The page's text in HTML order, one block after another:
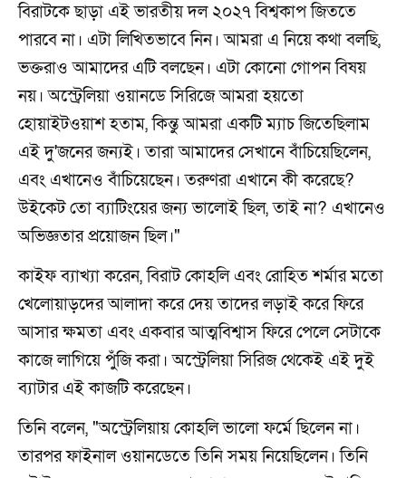
বিরাটকে ছাড়া এই ভারতীয় দল ২০২৭ বিশ্বকাপ জিততে
পারবে না। এটা লিখিতভাবে নিন। আমরা এ নিয়ে কথা বলছি,
ভক্তরাও আমাদের এটি বলছেন। এটা কোনো গোপন বিষয়
নয়। অস্ট্রেলিয়া ওয়ানডে সিরিজে আমরা হয়তো
হোয়াইটওয়াশ হতাম, কিন্তু আমরা একটি ম্যাচ জিতেছিলাম
এই দু'জনের জন্যই। তারা আমাদের সেখানে বাঁচিয়েছিলেন,
এবং এখানেও বাঁচিয়েছেন। তরুণরা এখানে কী করেছে?
উইকেট তো ব্যাটিংয়ের জন্য ভালোই ছিল, তাই না? এখানেও
অভিজ্ঞতার প্রয়োজন ছিল।"
কাইফ ব্যাখ্যা করেন, বিরাট কোহলি এবং রোহিত শর্মার মতো
খেলোয়াড়দের আলাদা করে দেয় তাদের লড়াই করে ফিরে
আসার ক্ষমতা এবং একবার আত্মবিশ্বাস ফিরে পেলে সেটাকে
কাজে লাগিয়ে পুঁজি করা। অস্ট্রেলিয়া সিরিজ থেকেই এই দুই
ব্যাটার এই কাজটি করেছেন।
তিনি বলেন, "অস্ট্রেলিয়ায় কোহলি ভালো ফর্মে ছিলেন না।
তারপর ফাইনাল ওয়ানডেতে তিনি সময় নিয়েছিলেন। তিনি